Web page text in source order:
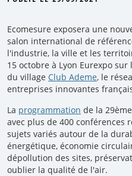
Ecomesure exposera une
salon international de
l'industrie, la ville et les
15 octobre à Lyon Eurexpo sur
du village Club Ademe, le
entreprises innovantes
La programmation de la
avec plus de 400 conférences
sujets variés autour de la
énergétique, économie
dépollution des sites,
oublier la qualité de l'air.